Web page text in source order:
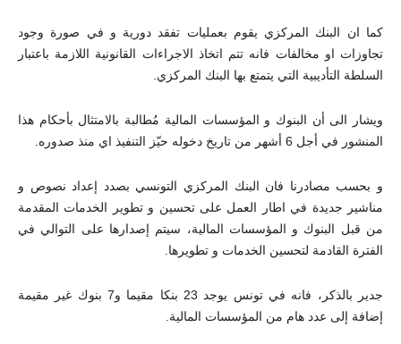
كما ان البنك المركزي يقوم بعمليات تفقد دورية و في صورة وجود
تجاوزات او مخالفات فانه تتم اتخاذ الاجراءات القانونية اللازمة باعتبار
السلطة التأديبية التي يتمتع بها البنك المركزي.
ويشار الى أن البنوك و المؤسسات المالية مُطالبة بالامتثال بأحكام هذا
المنشور في أجل 6 أشهر من تاريخ دخوله حيّز التنفيذ اي منذ صدوره.
و بحسب مصادرنا فان البنك المركزي التونسي بصدد إعداد نصوص و
مناشير جديدة في اطار العمل على تحسين و تطوير الخدمات المقدمة
من قبل البنوك و المؤسسات المالية، سيتم إصدارها على التوالي في
الفترة القادمة لتحسين الخدمات و تطويرها.
جدير بالذكر، فانه في تونس يوجد 23 بنكا مقيما و7 بنوك غير مقيمة
إضافة إلى عدد هام من المؤسسات المالية.